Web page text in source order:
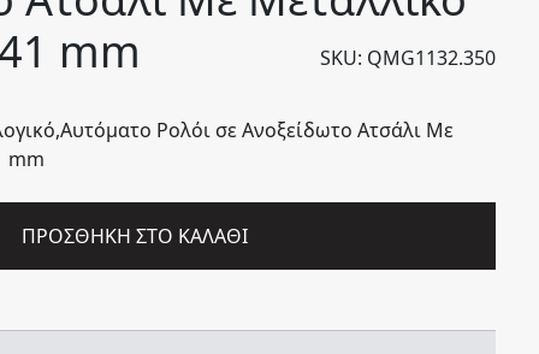
mm
SKU: QMG1132.350
Ρολόι σε Ανοξείδωτο Ατσάλι Με
mm
ΠΡΟΣΘΉΚΗ ΣΤΟ ΚΑΛΆΘΙ